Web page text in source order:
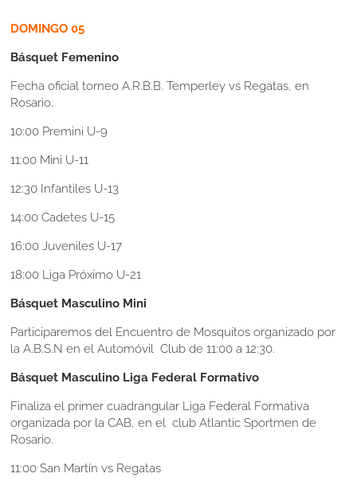
DOMINGO 05
Básquet Femenino
Fecha oficial torneo A.R.B.B. Temperley vs Regatas, en
Rosario.
10:00 Premini U-9
11:00 Mini U-11
12:30 Infantiles U-13
14:00 Cadetes U-15
16:00 Juveniles U-17
18:00 Liga Próximo U-21
Básquet Masculino Mini
Participaremos del Encuentro de Mosquitos organizado por
la A.B.S.N en el Automóvil Club de 11:00 a 12:30.
Básquet Masculino Liga Federal Formativo
Finaliza el primer cuadrangular Liga Federal Formativa
organizada por la CAB, en el club Atlantic Sportmen de
Rosario.
11:00 San Martín vs Regatas